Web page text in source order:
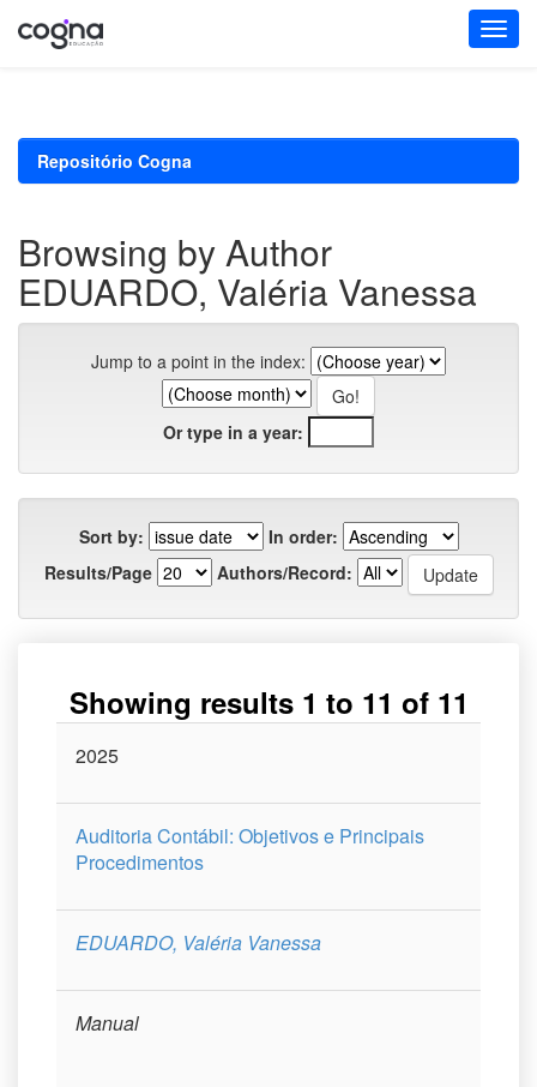
Repositório Cogna
Browsing by Author
EDUARDO, Valéria Vanessa
Jump to a point in the index:
Or type in a year:
Sort by:
In order:
Results/Page
Authors/Record:
Showing results 1 to 11 of 11
Issue
2025
Auditoria Contábil: Objetivos e Principais
Procedimentos
EDUARDO, Valéria Vanessa
Manual